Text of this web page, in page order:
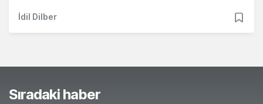
İdil Dilber
Sıradaki haber